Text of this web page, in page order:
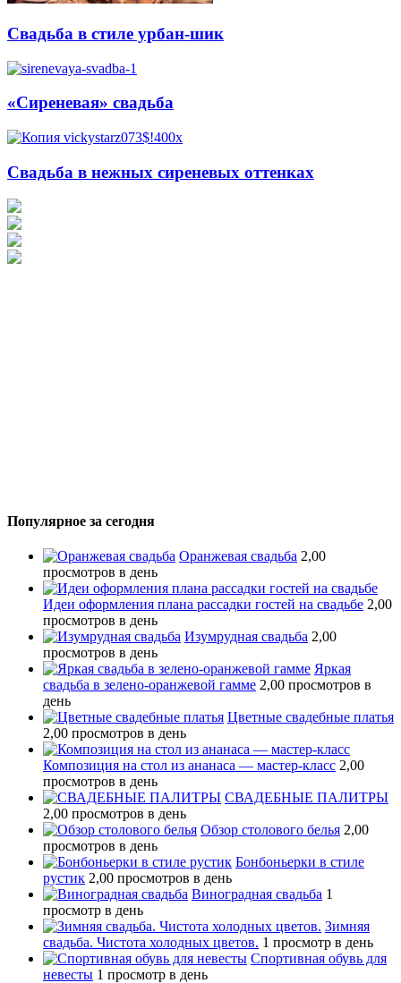
Свадьба в стиле урбан-шик
«Сиреневая» свадьба
Свадьба в нежных сиреневых оттенках
Популярное за сегодня
Оранжевая свадьба 2,00
просмотров в день
Идеи оформления плана рассадки гостей на свадьбе 2,00
просмотров в день
Изумрудная свадьба 2,00
просмотров в день
Яркая
свадьба в зелено-оранжевой гамме 2,00 просмотров в
день
Цветные свадебные платья
2,00 просмотров в день
Композиция на стол из ананаса — мастер-класс 2,00
просмотров в день
СВАДЕБНЫЕ ПАЛИТРЫ
2,00 просмотров в день
Обзор столового белья 2,00
просмотров в день
Бонбоньерки в стиле
рустик 2,00 просмотров в день
Виноградная свадьба 1
просмотр в день
Зимняя
свадьба. Чистота холодных цветов. 1 просмотр в день
Спортивная обувь для
невесты 1 просмотр в день